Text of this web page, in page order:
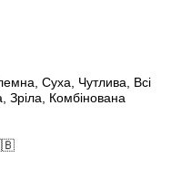
Суха, Чутлива, Всі
Зріла, Комбінована